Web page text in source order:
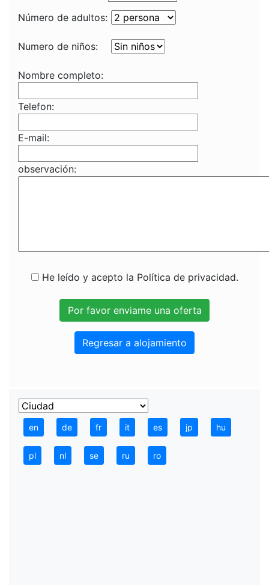
Número de adultos:
Numero de niños:
Nombre completo:
Telefon:
E-mail:
observación:
He leído y acepto la Política de privacidad.
Regresar a alojamiento
en de fr it es jp hu
pl nl se ru ro